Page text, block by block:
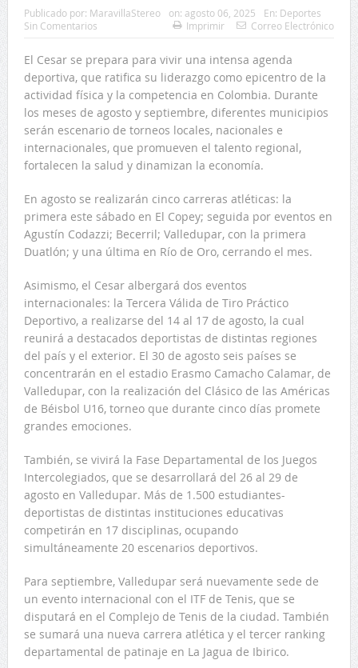
Publicado por: MaravillaStereo on: agosto 06, 2025 En: Deportes
Sin Comentarios
Imprimir Correo Electrónico
El Cesar se prepara para vivir una intensa agenda
deportiva, que ratifica su liderazgo como epicentro de la
actividad física y la competencia en Colombia. Durante
los meses de agosto y septiembre, diferentes municipios
serán escenario de torneos locales, nacionales e
internacionales, que promueven el talento regional,
fortalecen la salud y dinamizan la economía.
En agosto se realizarán cinco carreras atléticas: la
primera este sábado en El Copey; seguida por eventos en
Agustín Codazzi; Becerril; Valledupar, con la primera
Duatlón; y una última en Río de Oro, cerrando el mes.
Asimismo, el Cesar albergará dos eventos
internacionales: la Tercera Válida de Tiro Práctico
Deportivo, a realizarse del 14 al 17 de agosto, la cual
reunirá a destacados deportistas de distintas regiones
del país y el exterior. El 30 de agosto seis países se
concentrarán en el estadio Erasmo Camacho Calamar, de
Valledupar, con la realización del Clásico de las Américas
de Béisbol U16, torneo que durante cinco días promete
grandes emociones.
También, se vivirá la Fase Departamental de los Juegos
Intercolegiados, que se desarrollará del 26 al 29 de
agosto en Valledupar. Más de 1.500 estudiantes-
deportistas de distintas instituciones educativas
competirán en 17 disciplinas, ocupando
simultáneamente 20 escenarios deportivos.
Para septiembre, Valledupar será nuevamente sede de
un evento internacional con el ITF de Tenis, que se
disputará en el Complejo de Tenis de la ciudad. También
se sumará una nueva carrera atlética y el tercer ranking
departamental de patinaje en La Jagua de Ibirico.